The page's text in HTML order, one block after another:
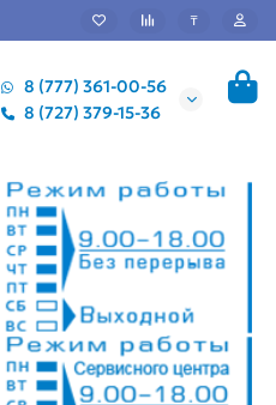
₸
8 (777) 361-00-56
8 (727) 379-15-36